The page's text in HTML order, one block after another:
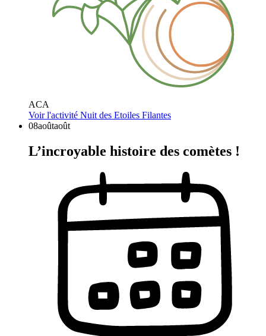
ACA
Voir l'activité Nuit des Etoiles Filantes
08aoûtaoût
L’incroyable histoire des comètes !